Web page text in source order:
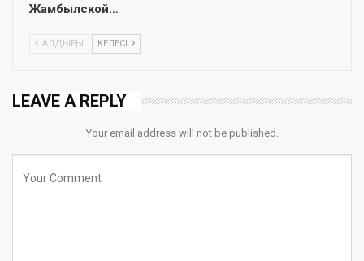
Жамбылской…
АЛДЫҢҒЫ КЕЛЕСІ
LEAVE A REPLY
Your email address will not be published.